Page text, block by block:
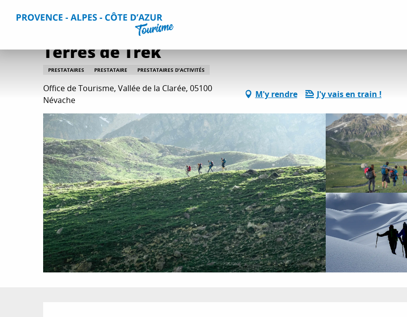
Accueil Séjourner Informations pratiques
Terres de Trek
PRESTATAIRES PRESTATAIRE PRESTATAIRES D'ACTIVITÉS
Office de Tourisme, Vallée de la Clarée, 05100
Névache
M'y rendre J'y vais en train !